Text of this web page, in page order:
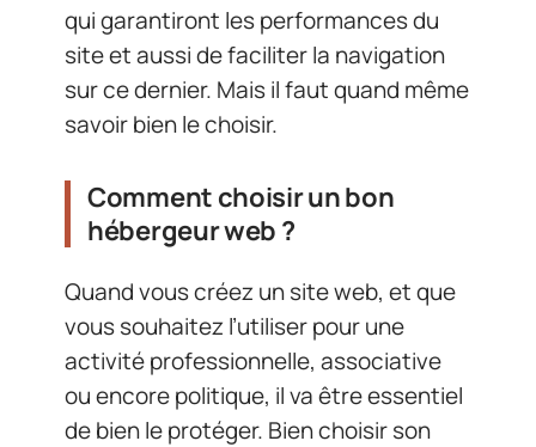
qui garantiront les performances du
site et aussi de faciliter la navigation
sur ce dernier. Mais il faut quand même
savoir bien le choisir.
Comment choisir un bon
hébergeur web ?
Quand vous créez un site web, et que
vous souhaitez l’utiliser pour une
activité professionnelle, associative
ou encore politique, il va être essentiel
de bien le protéger. Bien choisir son